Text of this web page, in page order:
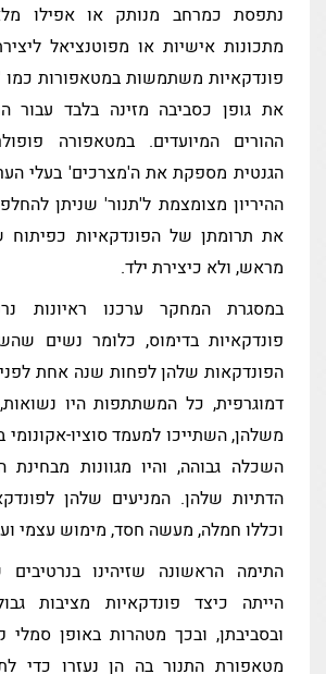
נתפסת כמרחב מנותק או אפילו
מתכונות אישיות או מפוטנציאל
פונדקאיות משתמשות במטאפורות כמו
את גופן כסביבה מזינה בלבד עבור
ההורים המיועדים. במטאפורה
הגנטית מספקת את ה'מצרכים' בעלי
ההיריון מצומצמת ל'תנור' שניתן
את תרומתן של הפונדקאיות
מראש, ולא כיצירת ילד.
פונדקאיות בדימוס, כלומר נשים
הפונדקאות שלהן לפחות שנה אחת לפני
דמוגרפית, כל המשתתפות היו
משלהן, השתייכו למעמד סוציו-אקונומי
השכלה גבוהה, והיו מגוונות מבחינת
הדתיות שלהן. המניעים שלהן
וכללו חמלה, מעשה חסד, מימוש עצמי
התימה הראשונה שזיהינו בנרטיבים
הייתה כיצד פונדקאיות מציבות
ובסביבתן, ובכך מטהרות באופן סמלי
מטאפורת התנור בה הן נעזרו כדי